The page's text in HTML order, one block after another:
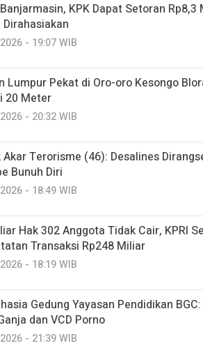
KPK Dapat Setoran Rp8,3
- 19:07 WIB
Lumpur Pekat di Oro-oro Kesongo
20 Meter
- 20:32 WIB
Terorisme (46): Desalines
Bunuh Diri
- 18:49 WIB
Hak 302 Anggota Tidak Cair, KPRI
Transaksi Rp248 Miliar
- 18:19 WIB
Gedung Yayasan Pendidikan
dan VCD Porno
- 21:39 WIB